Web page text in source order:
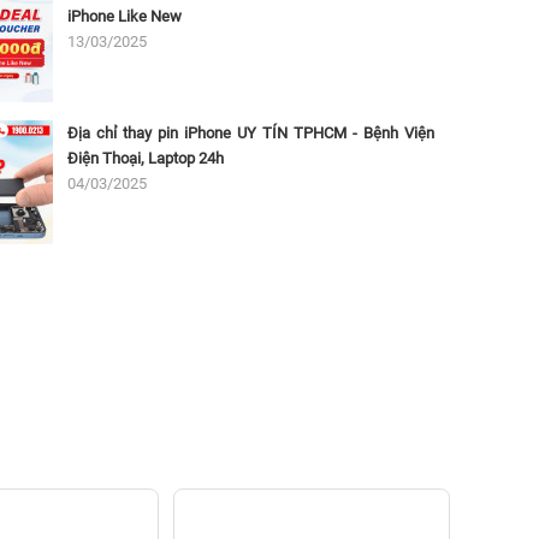
iPhone Like New
13/03/2025
Địa chỉ thay pin iPhone UY TÍN TPHCM - Bệnh Viện
Điện Thoại, Laptop 24h
04/03/2025